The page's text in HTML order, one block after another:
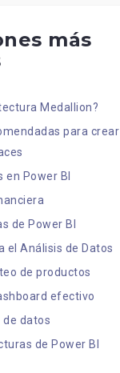
más
Medallion?
para crear
en Power BI
de Power BI
el Análisis de Datos
de productos
efectivo
de datos
de Power BI